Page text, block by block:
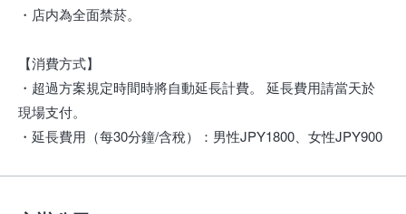
・店内為全面禁菸。
【消費方式】
・超過方案規定時間時將自動延長計費。 延長費用請當天於
現場支付。
・延長費用（每30分鐘/含稅）：男性JPY1800、女性JPY900